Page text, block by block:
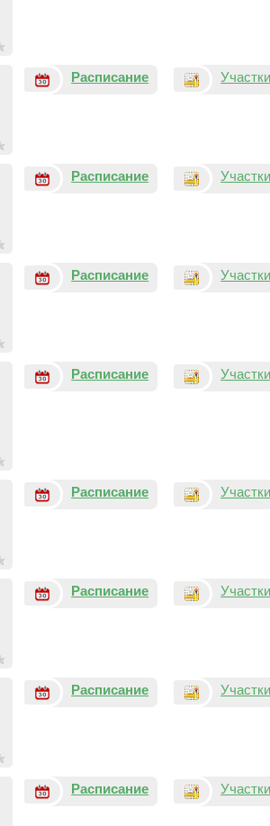
Расписание Участки
Расписание Участки
Расписание Участки
Расписание Участки
Расписание Участки
Расписание Участки
Расписание Участки
Расписание Участки